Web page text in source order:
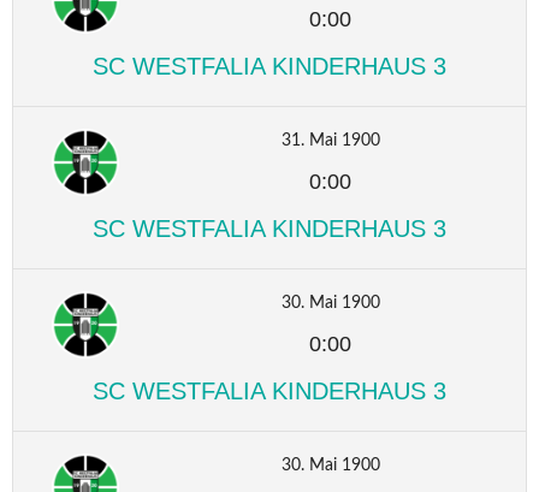
0:00
SC WESTFALIA KINDERHAUS 3
31. Mai 1900
0:00
SC WESTFALIA KINDERHAUS 3
30. Mai 1900
0:00
SC WESTFALIA KINDERHAUS 3
30. Mai 1900